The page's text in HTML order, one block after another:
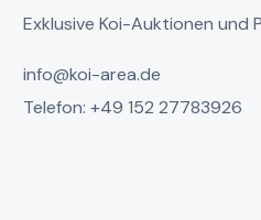
Exklusive Koi-Auktionen und
info@koi-area.de
Telefon: +49 152 27783926